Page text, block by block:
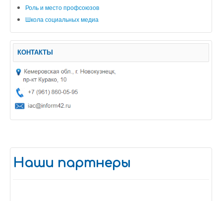
Роль и место профсоюзов
Школа социальных медиа
КОНТАКТЫ
Наши партнеры